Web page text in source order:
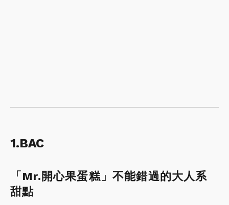
1.BAC
「Mr.開心果蛋糕」不能錯過的大人系
甜點